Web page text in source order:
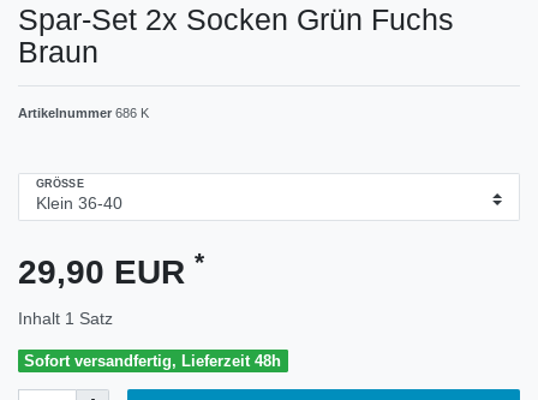
Spar-Set 2x Socken Grün Fuchs
Braun
Artikelnummer 686 K
GRÖSSE
29,90 EUR *
Inhalt 1 Satz
Sofort versandfertig, Lieferzeit 48h